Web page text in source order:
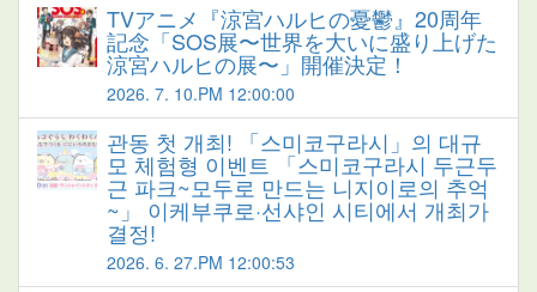
TVアニメ『涼宮ハルヒの憂鬱』20周年
記念「SOS展〜世界を大いに盛り上げた
涼宮ハルヒの展〜」開催決定！
2026. 7. 10.PM 12:00:00
관동 첫 개최! 「스미코구라시」의 대규
모 체험형 이벤트 「스미코구라시 두근두
근 파크~모두로 만드는 니지이로의 추억
~」 이케부쿠로·선샤인 시티에서 개최가
결정!
2026. 6. 27.PM 12:00:53